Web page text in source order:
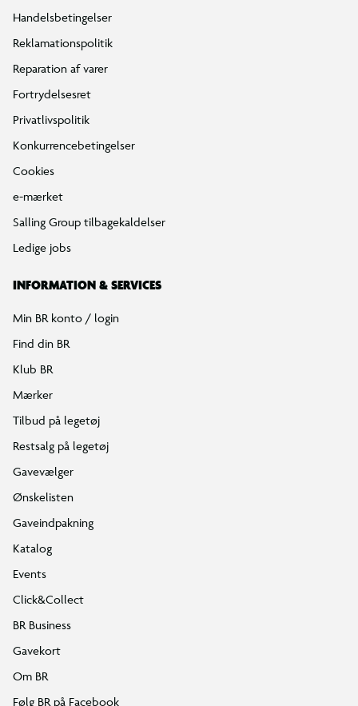
Handelsbetingelser
Reklamationspolitik
Reparation af varer
Fortrydelsesret
Privatlivspolitik
Konkurrencebetingelser
Cookies
e-mærket
Salling Group tilbagekaldelser
Ledige jobs
INFORMATION & SERVICES
Min BR konto / login
Find din BR
Klub BR
Mærker
Tilbud på legetøj
Restsalg på legetøj
Gavevælger
Ønskelisten
Gaveindpakning
Katalog
Events
Click&Collect
BR Business
Gavekort
Om BR
Følg BR på Facebook